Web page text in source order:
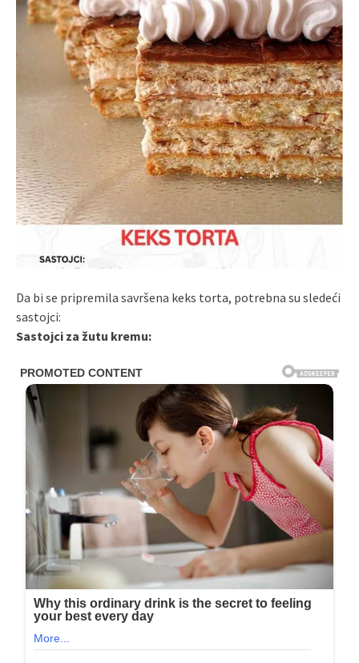
Da bi se pripremila savršena keks torta, potrebna su sledeći
sastojci:
Sastojci za žutu kremu: